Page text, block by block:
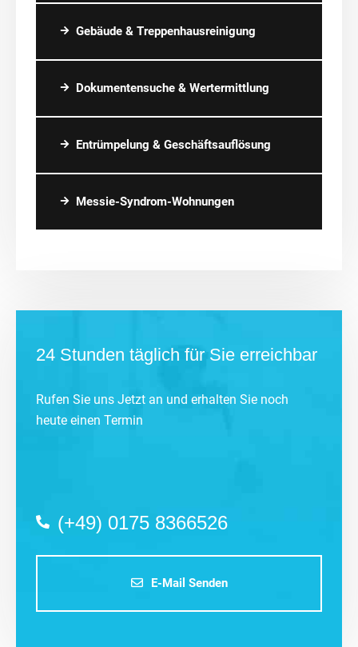
Gebäude & Treppenhausreinigung
Dokumentensuche & Wertermittlung
Entrümpelung & Geschäftsauflösung
Messie-Syndrom-Wohnungen
24 Stunden täglich für Sie erreichbar
Rufen Sie uns Jetzt an und erhalten Sie noch
heute einen Termin
(+49) 0175 8366526
E-Mail Senden